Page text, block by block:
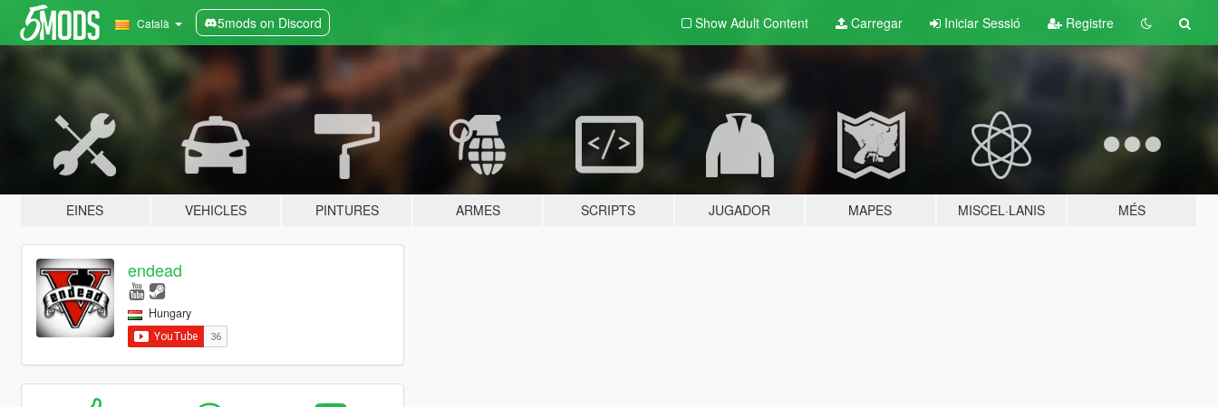
Català 5mods on Discord Show Adult Content Carregar Iniciar Sessió Registre
EINES VEHICLES PINTURES ARMES SCRIPTS JUGADOR MAPES MISCEL·LANIS MÉS
endead
Hungary